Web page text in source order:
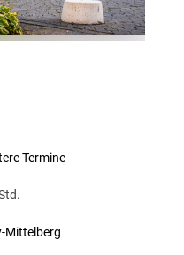
Termine
Mittelberg